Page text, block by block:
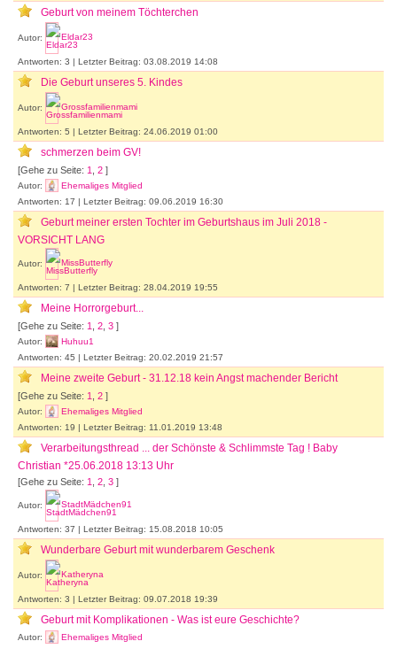
Geburt von meinem Töchterchen
Autor: Eldar23
Antworten: 3 | Letzter Beitrag: 03.08.2019 14:08
Die Geburt unseres 5. Kindes
Autor: Grossfamilienmami
Antworten: 5 | Letzter Beitrag: 24.06.2019 01:00
schmerzen beim GV!
[Gehe zu Seite: 1 2 ]
Autor:
Ehemaliges Mitglied
Antworten: 17 | Letzter Beitrag: 09.06.2019 16:30
Geburt meiner ersten Tochter im Geburtshaus im Juli 2018 -
VORSICHT LANG
Autor: MissButterfly
Antworten: 7 | Letzter Beitrag: 28.04.2019 19:55
Meine Horrorgeburt...
[Gehe zu Seite: 1 2 3 ]
Autor:
Huhuu1
Antworten: 45 | Letzter Beitrag: 20.02.2019 21:57
Meine zweite Geburt - 31.12.18 kein Angst machender Bericht
[Gehe zu Seite: 1 2 ]
Autor:
Ehemaliges Mitglied
Antworten: 19 | Letzter Beitrag: 11.01.2019 13:48
Verarbeitungsthread ... der Schönste & Schlimmste Tag ! Baby
Christian *25.06.2018 13:13 Uhr
[Gehe zu Seite: 1 2 3 ]
Autor: StadtMädchen91
Antworten: 37 | Letzter Beitrag: 15.08.2018 10:05
Wunderbare Geburt mit wunderbarem Geschenk
Autor: Katheryna
Antworten: 3 | Letzter Beitrag: 09.07.2018 19:39
Geburt mit Komplikationen - Was ist eure Geschichte?
Autor:
Ehemaliges Mitglied